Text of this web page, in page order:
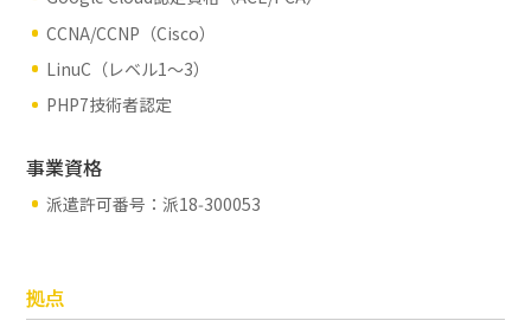
CCNA/CCNP（Cisco）
LinuC（レベル1～3）
PHP7技術者認定
事業資格
派遣許可番号：派18‑300053
拠点